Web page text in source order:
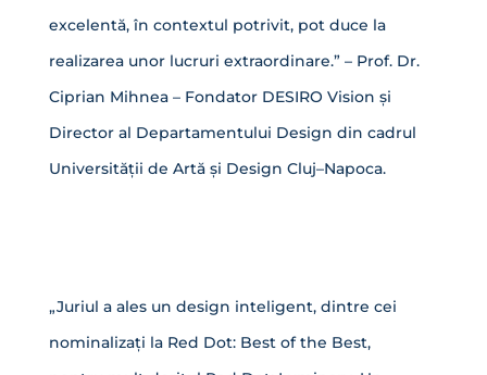
excelentă, în contextul potrivit, pot duce la
realizarea unor lucruri extraordinare.” – Prof. Dr.
Ciprian Mihnea – Fondator DESIRO Vision și
Director al Departamentului Design din cadrul
Universității de Artă și Design Cluj–Napoca.
„Juriul a ales un design inteligent, dintre cei
nominalizați la Red Dot: Best of the Best,